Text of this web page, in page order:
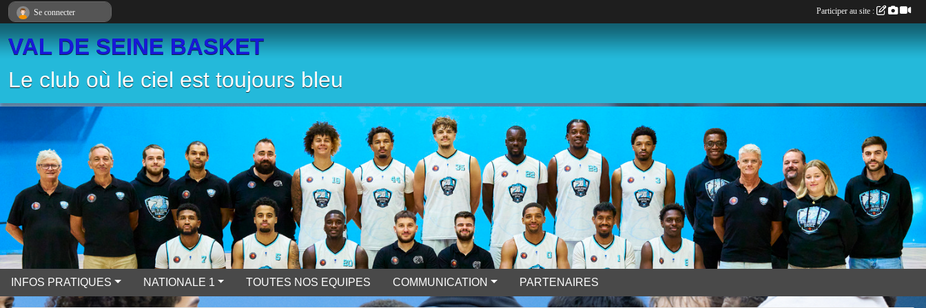
VAL DE SEINE BASKET
Le club où le ciel est toujours bleu
INFOS PRATIQUES NATIONALE 1 TOUTES NOS EQUIPES COMMUNICATION PARTENAIRES
Se connecter Participer au site :
Panneau de gestion des cookies